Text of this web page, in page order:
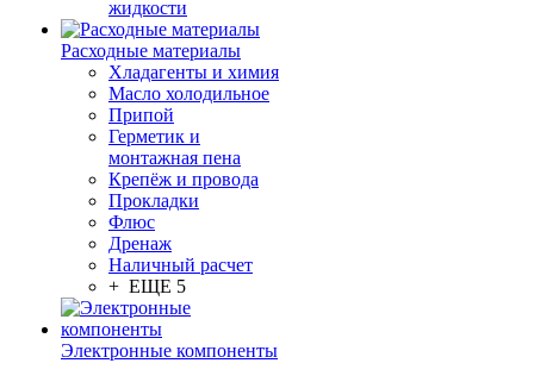
жидкости
Расходные материалы
Хладагенты и химия
Масло холодильное
Припой
Герметик и
монтажная пена
Крепёж и провода
Прокладки
Флюс
Дренаж
Наличный расчет
+ ЕЩЕ 5
Электронные компоненты